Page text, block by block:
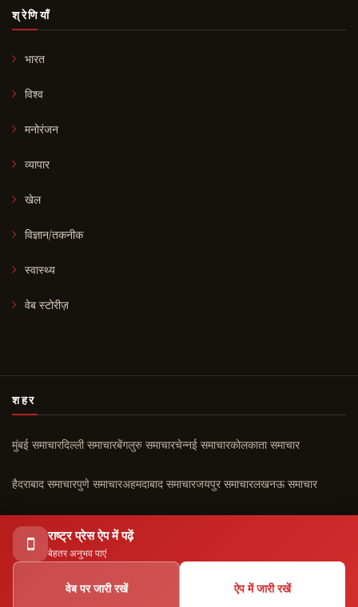
राष्ट्र प्रेस ऐप में पढ़ें
बेहतर अनुभव पाएं
वेब पर जारी रखें ऐप में जारी रखें
श्रेणियाँ
भारत
विश्व
मनोरंजन
व्यापार
खेल
विज्ञान/तकनीक
स्वास्थ्य
वेब स्टोरीज़
शहर
मुंबई समाचारदिल्ली समाचारबेंगलुरु समाचारचेन्नई समाचारकोलकाता समाचार
हैदराबाद समाचारपुणे समाचारअहमदाबाद समाचारजयपुर समाचारलखनऊ समाचार
चंडीगढ़ समाचार